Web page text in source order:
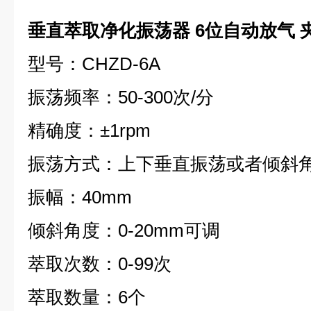
垂直萃取净化振荡器 6位自动放气
型号：CHZD-6A
振荡频率：50-300次/分
精确度：±1rpm
振荡方式：上下垂直振荡或者倾斜
振幅：40mm
倾斜角度：0-20mm可调
萃取次数：0-99次
萃取数量：6个